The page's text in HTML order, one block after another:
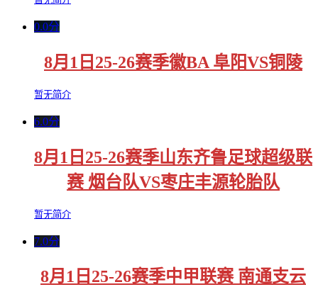
0.0分
8月1日25-26赛季徽BA 阜阳VS铜陵
暂无简介
6.0分
8月1日25-26赛季山东齐鲁足球超级联
赛 烟台队VS枣庄丰源轮胎队
暂无简介
7.0分
8月1日25-26赛季中甲联赛 南通支云